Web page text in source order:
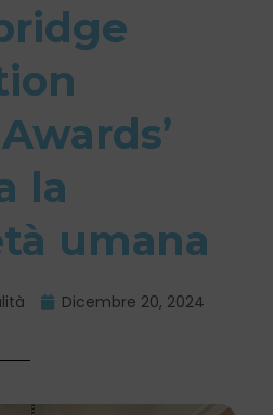
la
umana
Dicembre 20, 2024